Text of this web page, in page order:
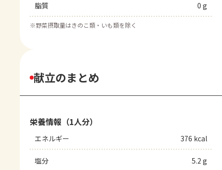
脂質 0 g
※野菜摂取量はきのこ類・いも類を除く
献立のまとめ
栄養情報（1人分）
エネルギー 376 kcal
塩分 5.2 g